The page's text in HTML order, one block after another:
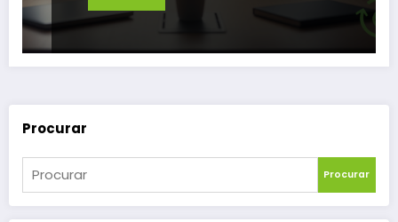
Procurar
Procurar